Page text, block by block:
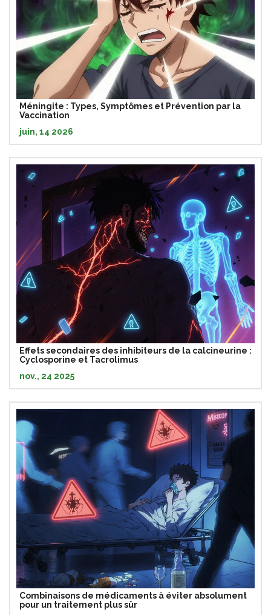
Méningite : Types, Symptômes et Prévention par la
Vaccination
juin, 14 2026
Effets secondaires des inhibiteurs de la calcineurine :
Cyclosporine et Tacrolimus
nov., 24 2025
Combinaisons de médicaments à éviter absolument
pour un traitement plus sûr